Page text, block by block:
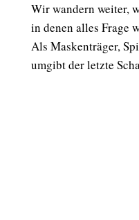
Wir wandern weiter,
in denen alles Frage
Als Maskenträger,
umgibt der letzte